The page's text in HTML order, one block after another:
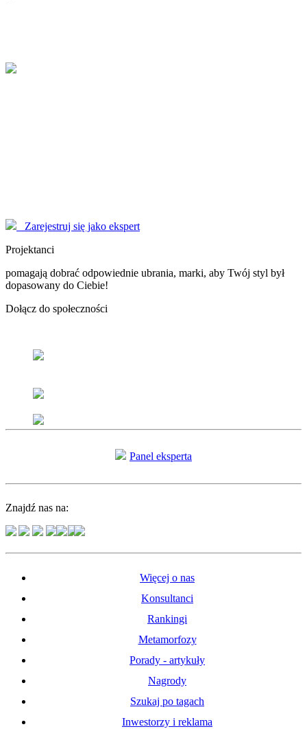
Zarejestruj się jako ekspert
Projektanci
pomagają dobrać odpowiednie ubrania, marki, aby Twój styl był
dopasowany do Ciebie!
Dołącz do społeczności
Panel eksperta
Znajdź nas na:
Więcej o nas
Konsultanci
Rankingi
Metamorfozy
Porady - artykuły
Nagrody
Szukaj po tagach
Inwestorzy i reklama